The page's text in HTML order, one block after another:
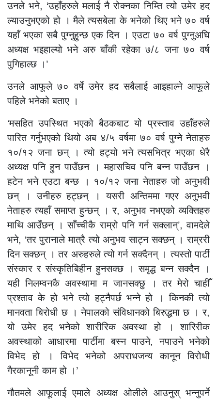
उनले भने, ‘उहाँहरुले मलाई नै रोक्नका निम्ति त्यो उमेर हद
ल्याउनुभएको हो । मैले त्यसबेला के भनेको थिए भने ७० वर्ष
यहाँ भएका सबै पुग्नुहुन्छ एक दिन । एउटा ७० वर्ष पुग्नुअघि
अध्यक्ष भइहाल्यो भने अरु बाँकी रहेका ७/८ जना ७० वर्ष
पुगिहाल्छ ।’
उनले आफूले ७० वर्षे उमेर हद सबैलाई आइहाल्ने आफूले
पहिले भनेको बताए ।
‘मसहित उपस्थित भएको बैठकबाट यो प्रस्ताव उहाँहरुले
पारित गर्नुभएको थियो अब ४/५ वर्षमा ७० वर्ष पुग्ने नेताहरु
१०/१२ जना छन् । त्यो हट्यो भने त्यसभित्र भएका धेरै
अध्यक्ष पनि हुन पाउँछन । महासचिव पनि बन्न पाउँछन ।
हटेन भने एउटा बन्छ । १०/१२ जना नेताहरु जो अनुभवी
छन् । उनीहरु हट्छन् । यसरी अन्तिममा गएर अनुभवी
नेताहरु त्यहाँ समाप्त हुन्छन् । र, अनुभव नभएको व्यक्तिहरु
माथि आउँछन् । साँच्चीकै राम्रो पनि गर्न सक्लान्’, वामदेले
भने, ‘तर पुरानाले मात्रै त्यो अनुभव साट्न सक्छन् । राम्ररी
दिन सक्छन् । तर अरुहरुले त्यो गर्न सक्दैनन् । त्यस्तो पार्टी
संस्कार र संस्कृतिबिहीन हुनसक्छ । समृद्ध बन्न सक्दैन ।
यही निलम्वनकै अवस्थामा म जानसक्छु । तर मेरो चाहीँ
प्रश्ताव के हो भने त्यो हट्नैपर्छ भन्ने हो । किनकी त्यो
मानवता बिरोधी छ । नेपालको संविधानको बिरुद्धमा छ । र,
यो उमेर हद भनेको शारीरिक अवस्था हो । शारिरीक
अवस्थाको आधारमा पार्टीमा बस्न पाउने, नपाउने भनेको
विभेद हो । विभेद भनेको अपराधजन्य कानून विरोधी
गैरकानूनी काम हो ।’
गौतमले आफूलाई एमाले अध्यक्ष ओलीले आउनुस् भन्नुपर्ने